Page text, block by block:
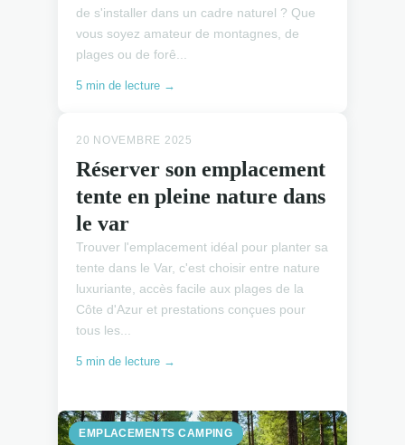
de s'installer dans un cadre naturel ? Que
vous soyez amateur de montagnes, de
plages ou de forê...
5 min de lecture →
EMPLACEMENTS CAMPING
20 NOVEMBRE 2025
Réserver son emplacement
tente en pleine nature dans
le var
Trouver l'emplacement idéal pour planter sa
tente dans le Var, c'est choisir entre nature
luxuriante, accès facile aux plages de la
Côte d'Azur et prestations conçues pour
tous les...
5 min de lecture →